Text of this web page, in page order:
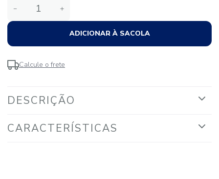
＋
－
ADICIONAR À SACOLA
Calcule o frete
DESCRIÇÃO
CARACTERÍSTICAS